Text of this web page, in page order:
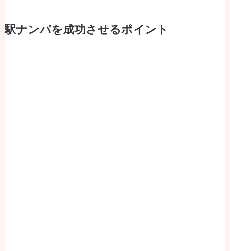
駅ナンパを成功させるポイント